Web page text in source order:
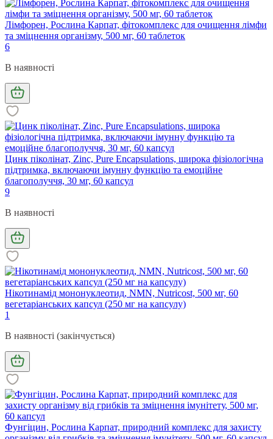
Лімфорен, Рослина Карпат, фітокомплекс для очищення лімфи
та зміцнення організму, 500 мг, 60 таблеток
6
В наявності
Цинк піколінат, Zinc, Pure Encapsulations, широка фізіологічна
підтримка, включаючи імунну функцію та емоційне
благополуччя, 30 мг, 60 капсул
9
В наявності
Нікотинамід мононуклеотид, NMN, Nutricost, 500 мг, 60
вегетаріанських капсул (250 мг на капсулу)
1
В наявності (закінчується)
Фунгіцин, Рослина Карпат, природний комплекс для захисту